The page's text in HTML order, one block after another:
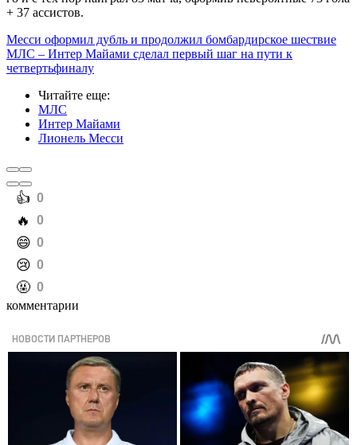
+ 37 ассистов.
Месси оформил дубль и продолжил бомбардирское шествие
МЛС – Интер Майами сделал первый шаг на пути к
четвертьфиналу
Читайте еще:
МЛС
Интер Майами
Лионель Месси
️👍 0
️🔥 0
️😄 0
️😢 0
️🤬 0
комментарии